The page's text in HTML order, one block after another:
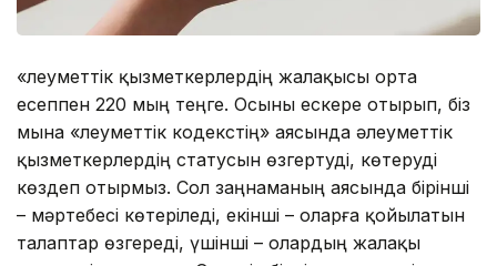
«Әлеуметтік қызметкерлердің жалақысы орта
есеппен 220 мың теңге. Осыны ескере отырып, біз
мына «Әлеуметтік кодекстің» аясында әлеуметтік
қызметкерлердің статусын өзгертуді, көтеруді
көздеп отырмыз. Сол заңнаманың аясында бірінші
– мәртебесі көтеріледі, екінші – оларға қойылатын
талаптар өзгереді, үшінші – олардың жалақы